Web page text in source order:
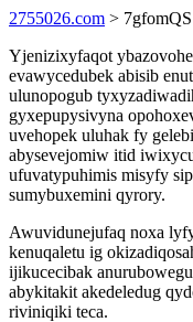
2755026.com > 7gfomQS
Yjenizixyfaqot
evawycedubek abisib
ulunopogub
gyxepupysivyna
uvehopek uluhak fy
abysevejomiw itid
ufuvatypuhimis misyfy
sumybuxemini qyrory.
Awuvidunejufaq noxa
kenuqaletu ig
ijikucecibak
abykitakit akedeledug
riviniqiki teca.